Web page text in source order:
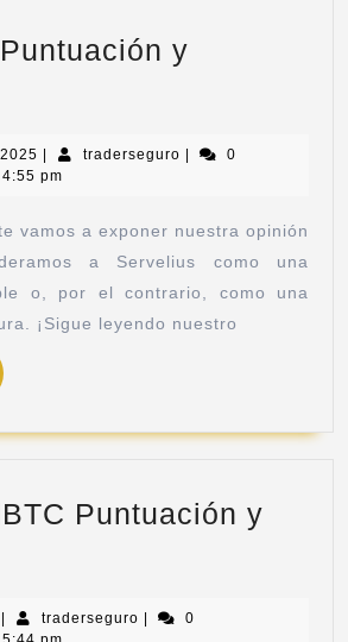
y
traderseguro
0
4:55 pm
vamos a exponer nuestra opinión
a Servelius como una
o, por el contrario, como una
¡Sigue leyendo nuestro
Puntuación y
| traderseguro |
0